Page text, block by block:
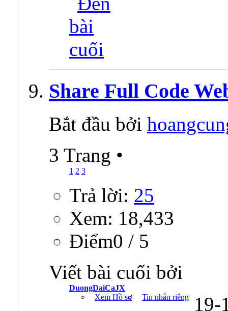
Share Full Code
Bắt đầu bởi
3 Trang •
1 2 3
Trả lời: 25
Xem: 18,433
Ðiểm0 / 5
Viết bài cuối bởi
DuongDaiCaJX
Xem Hồ sơ
Tin nhắn riêng